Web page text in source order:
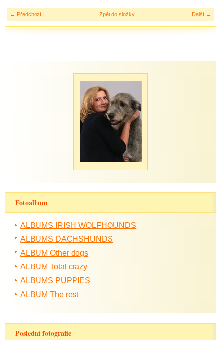
← Předchozí Další →
Zpět do složky
Fotoalbum
ALBUMS IRISH WOLFHOUNDS
ALBUMS DACHSHUNDS
ALBUM Other dogs
ALBUM Total crazy
ALBUMS PUPPIES
ALBUM The rest
Poslední fotografie